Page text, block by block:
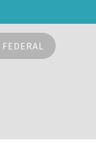
FEDERAL